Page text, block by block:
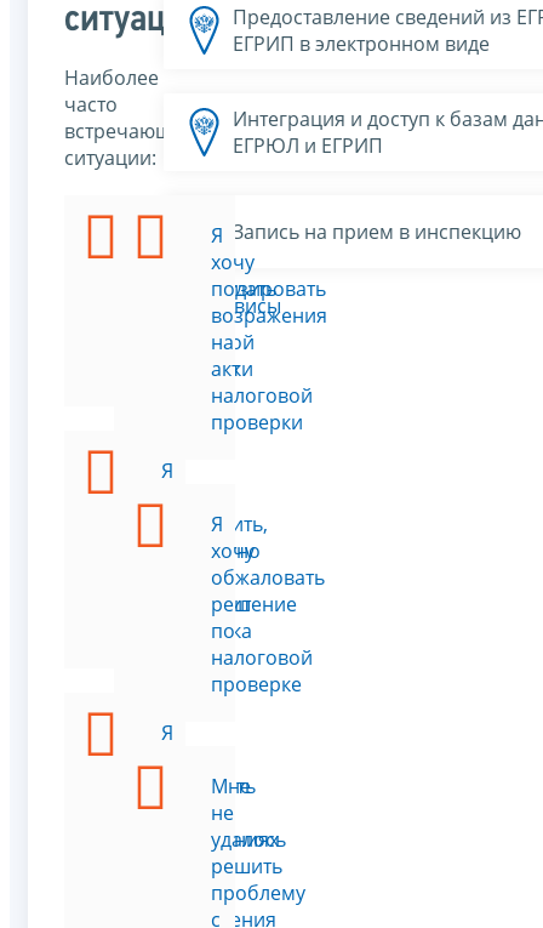
ситуации
Наиболее
часто
встречающиеся
ситуации:
хочу
минимизировать
выездной
проверки
Я
хочу
проверить,
корректно
проходит
проверка
Я
хочу
сообщить
о
нарушениях
проведения
Я
хочу
подать
возражения
на
акт
налоговой
проверки
Я
хочу
обжаловать
решение
по
налоговой
проверке
Мне
не
удалось
решить
проблему
с
Предоставление сведений из
ЕГРИП в электронном виде
Интеграция и доступ к базам
ЕГРЮЛ и ЕГРИП
Запись на прием в инспекцию
Все сервисы